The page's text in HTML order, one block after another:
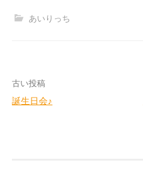
あいりっち
投
稿
古い投稿
誕生日会♪